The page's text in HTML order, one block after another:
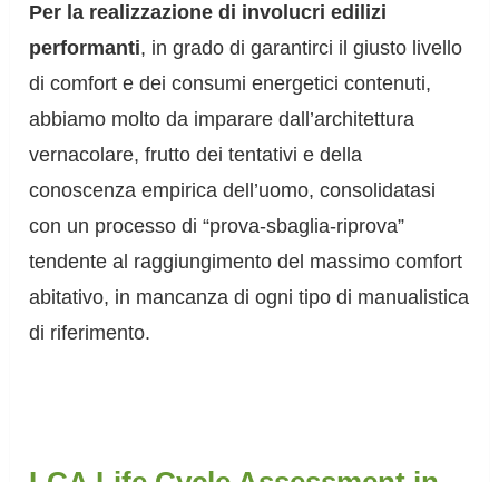
Per la realizzazione di involucri edilizi
performanti, in grado di garantirci il giusto livello
di comfort e dei consumi energetici contenuti,
abbiamo molto da imparare dall’architettura
vernacolare, frutto dei tentativi e della
conoscenza empirica dell’uomo, consolidatasi
con un processo di “prova-sbaglia-riprova”
tendente al raggiungimento del massimo comfort
abitativo, in mancanza di ogni tipo di manualistica
di riferimento.